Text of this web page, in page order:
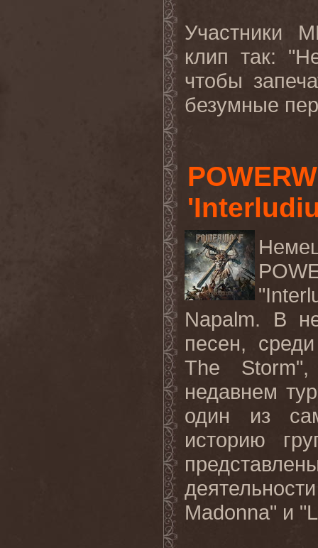
Участники
клип так:
чтобы
безумные
"
Napalm. В
песен,
The
Storm",
недавнем
один из
историю
Madonna" и "